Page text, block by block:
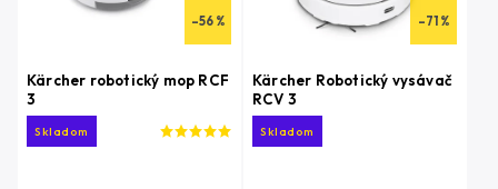
–56 %
Kärcher robotický mop RCF
3
Skladom
–71 %
Kärcher Robotický vysávač
RCV 3
Skladom